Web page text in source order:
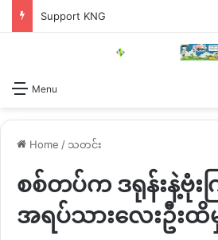
Support KNG
Menu
Home / သတင်း
စစ်တပ်က ဒရုန်းနဲ့ဗုံး
အရပ်သားလေးဦးထိ